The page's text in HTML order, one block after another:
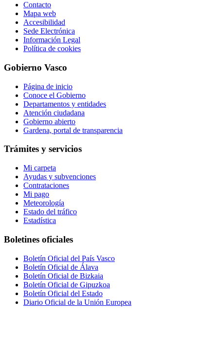
Contacto
Mapa web
Accesibilidad
Sede Electrónica
Información Legal
Política de cookies
Gobierno Vasco
Página de inicio
Conoce el Gobierno
Departamentos y entidades
Atención ciudadana
Gobierno abierto
Gardena, portal de transparencia
Trámites y servicios
Mi carpeta
Ayudas y subvenciones
Contrataciones
Mi pago
Meteorología
Estado del tráfico
Estadística
Boletines oficiales
Boletín Oficial del País Vasco
Boletín Oficial de Álava
Boletín Oficial de Bizkaia
Boletín Oficial de Gipuzkoa
Boletín Oficial del Estado
Diario Oficial de la Unión Europea